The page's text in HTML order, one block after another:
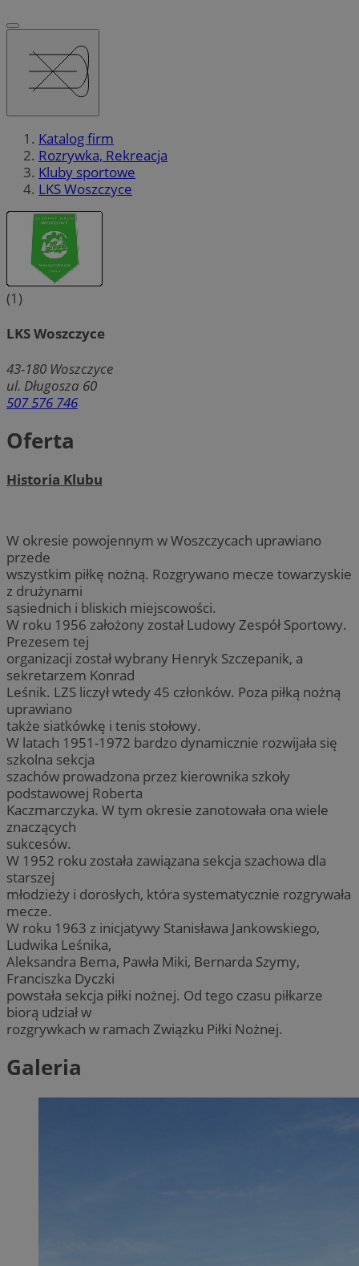
Katalog firm
Rozrywka, Rekreacja
Kluby sportowe
LKS Woszczyce
(1)
LKS Woszczyce
43-180 Woszczyce
ul. Długosza 60
507 576 746
Oferta
Historia Klubu
W okresie powojennym w Woszczycach uprawiano
przede
wszystkim piłkę nożną. Rozgrywano mecze towarzyskie
z drużynami
sąsiednich i bliskich miejscowości.
W roku 1956 założony został Ludowy Zespół Sportowy.
Prezesem tej
organizacji został wybrany Henryk Szczepanik, a
sekretarzem Konrad
Leśnik. LZS liczył wtedy 45 członków. Poza piłką nożną
uprawiano
także siatkówkę i tenis stołowy.
W latach 1951-1972 bardzo dynamicznie rozwijała się
szkolna sekcja
szachów prowadzona przez kierownika szkoły
podstawowej Roberta
Kaczmarczyka. W tym okresie zanotowała ona wiele
znaczących
sukcesów.
W 1952 roku została zawiązana sekcja szachowa dla
starszej
młodzieży i dorosłych, która systematycznie rozgrywała
mecze.
W roku 1963 z inicjatywy Stanisława Jankowskiego,
Ludwika Leśnika,
Aleksandra Bema, Pawła Miki, Bernarda Szymy,
Franciszka Dyczki
powstała sekcja piłki nożnej. Od tego czasu piłkarze
biorą udział w
rozgrywkach w ramach Związku Piłki Nożnej.
Galeria